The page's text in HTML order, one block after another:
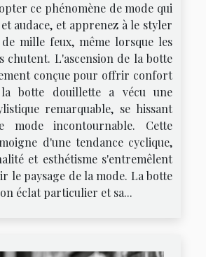
ce phénomène de mode qui
audace, et apprenez à le styler
mille feux, même lorsque les
chutent. L'ascension de la botte
conçue pour offrir confort
botte douillette a vécu une
remarquable, se hissant
mode incontournable. Cette
d'une tendance cyclique,
et esthétisme s'entremêlent
le paysage de la mode. La botte
éclat particulier et sa...